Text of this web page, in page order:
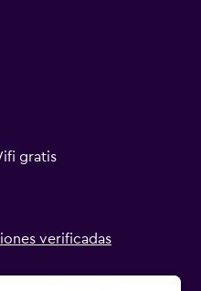
gratis
verificadas